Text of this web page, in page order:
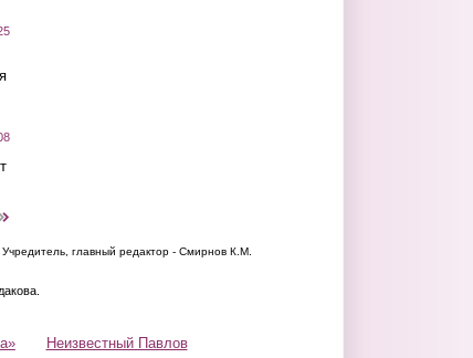
Учредитель, главный редактор - Смирнов К.М.
Неизвестный Павлов